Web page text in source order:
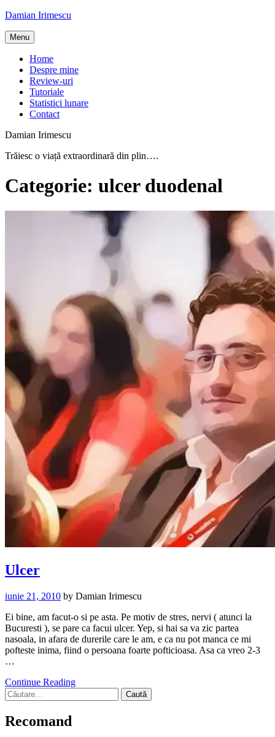
Skip
content
Damian Irimescu
Menu
Home
Despre mine
Review-uri
Tutoriale
Statistici lunare
Contact
Damian Irimescu
Trăiesc o viață extraordinară din plin….
Categorie: ulcer duodenal
Ulcer
iunie 21, 2010 by Damian Irimescu
Ei bine, am facut-o si pe asta. Pe motiv de stres, nervi ( atunci la
Bucuresti ), se pare ca facui ulcer. Yep, si hai sa va zic partea
nasoala, in afara de durerile care le am, e ca nu pot manca ce mi
pofteste inima, fiind o persoana foarte pofticioasa. Asa ca vreo 2-3
…
Continue Reading
Caută
după:
Recomand